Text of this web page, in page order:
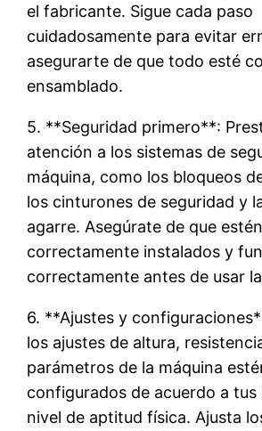
el fabricante. Sigue cada paso
cuidadosamente para evitar
asegurarte de que todo esté
ensamblado.
5. **Seguridad primero**:
atención a los sistemas de
máquina, como los bloqueos
los cinturones de seguridad y
agarre. Asegúrate de que estén
correctamente instalados y
correctamente antes de usar
6. **Ajustes y
los ajustes de altura,
parámetros de la máquina
configurados de acuerdo a tus
nivel de aptitud física. Ajusta